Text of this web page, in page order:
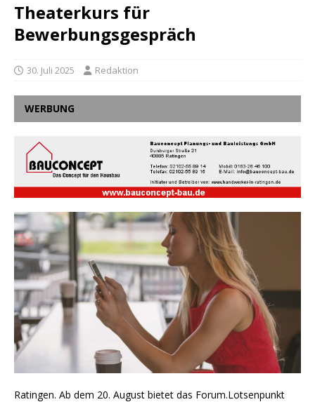
Theaterkurs für
Bewerbungsgespräch
30. Juli 2025 Redaktion
WERBUNG
Ratingen. Ab dem 20. August bietet das Forum.Lotsenpunkt